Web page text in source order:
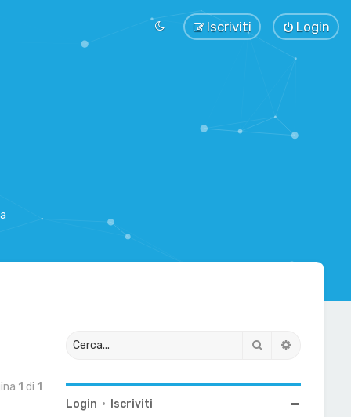
Login
Iscriviti
1 di 1
Cerca
Login • Iscriviti